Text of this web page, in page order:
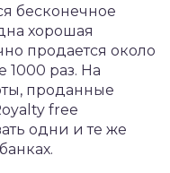
бесконечное
хорошая
продается около
1000 раз. На
проданные
free
одни и те же